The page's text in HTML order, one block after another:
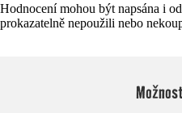
Hodnocení mohou být napsána i
prokazatelně nepoužili nebo